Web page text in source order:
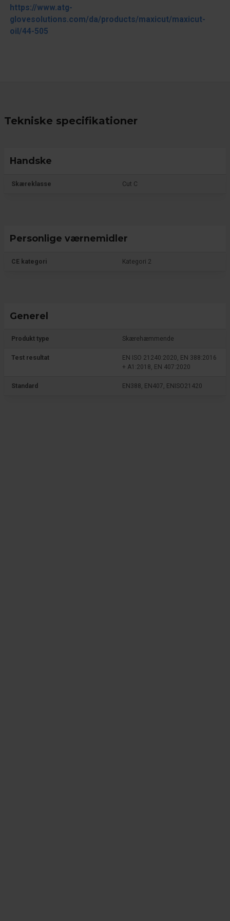
https://www.atg-
glovesolutions.com/da/products/maxicut/maxicut-
oil/44-505
Tekniske specifikationer
Handske
Skæreklasse Cut C
Personlige værnemidler
CE kategori Kategori 2
Generel
Produkt type Skærehæmmende
Test resultat
EN ISO 21240:2020, EN 388:2016
+ A1:2018, EN 407:2020
Standard EN388, EN407, ENISO21420